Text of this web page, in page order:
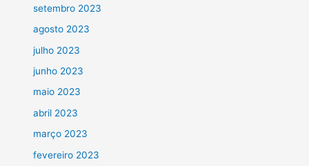
setembro 2023
agosto 2023
julho 2023
junho 2023
maio 2023
abril 2023
março 2023
fevereiro 2023